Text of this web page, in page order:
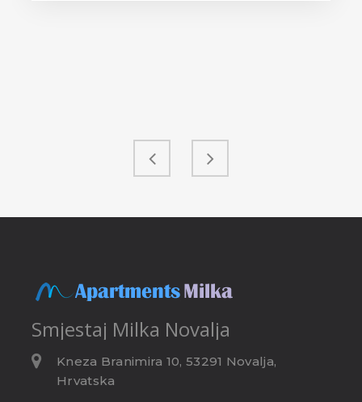
Smjestaj Milka Novalja
Kneza Branimira 10, 53291 Novalja,
Hrvatska